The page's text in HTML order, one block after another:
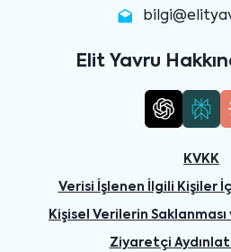
Elit Yavru
KVKK
Verisi İşlenen İlgili Kişiler
Kişisel Verilerin Saklanması
Ziyaretçi